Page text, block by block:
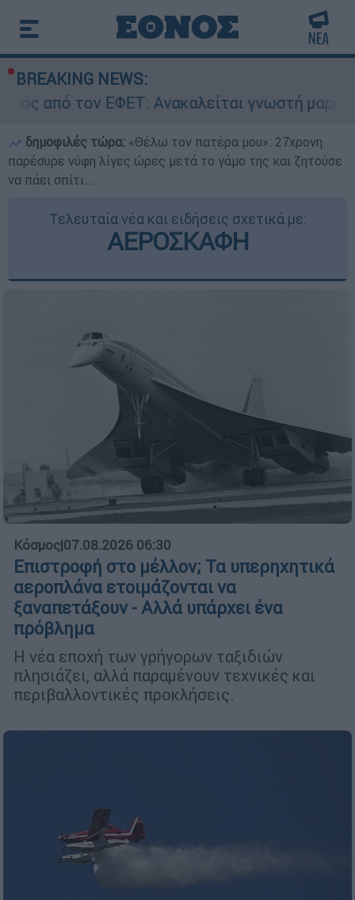
BREAKING NEWS:
ΕΦΕΤ: Ανακαλείται γνωστή μαρμελάδα -
δημοφιλές τώρα: «Θέλω τον πατέρα μου»: 27χρονη
παρέσυρε νύφη λίγες ώρες μετά το γάμο της και ζητούσε
να πάει σπίτι...
Τελευταία νέα και ειδήσεις σχετικά με:
ΑΕΡΟΣΚΑΦΗ
Κόσμος|07.08.2026 06:30
Επιστροφή στο μέλλον; Τα υπερηχητικά
αεροπλάνα ετοιμάζονται να
ξαναπετάξουν - Αλλά υπάρχει ένα
πρόβλημα
Η νέα εποχή των γρήγορων ταξιδιών
πλησιάζει, αλλά παραμένουν τεχνικές και
περιβαλλοντικές προκλήσεις.